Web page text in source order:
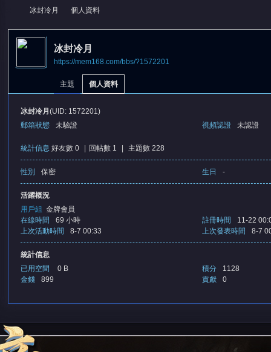
天
冰封冷月
›
個人資料
冰封冷月
https://mem168.com/bbs/?1572201
主題 個人資料
冰封冷月 (UID: 1572201)
郵箱狀態
未驗證 視頻認證 未認證
統計信息 好友數 0 回帖數 1 主題數 228
性別 保密 生日 -
活躍概況
用戶組 金牌會員
在線時間
69 小時 註冊時間
11-22
上次活動時間
8-7 00:33 上次發表時間 8-7
統計信息
已用空間
0 B 積分
1128
金錢
899 貢獻 0